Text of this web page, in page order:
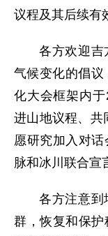
议程及其后续有
各方欢迎吉
气候变化的倡
化大会框架内
进山地议程、共
愿研究加入对
脉和冰川联合宣
各方注意到
群，恢复和保